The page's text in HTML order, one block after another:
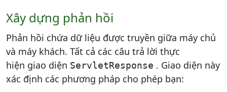
Xây dựng phản hồi
Phản hồi chứa dữ liệu được truyền giữa máy chủ
và máy khách. Tất cả các câu trả lời thực
hiện giao diện ServletResponse . Giao diện này
xác định các phương pháp cho phép bạn: